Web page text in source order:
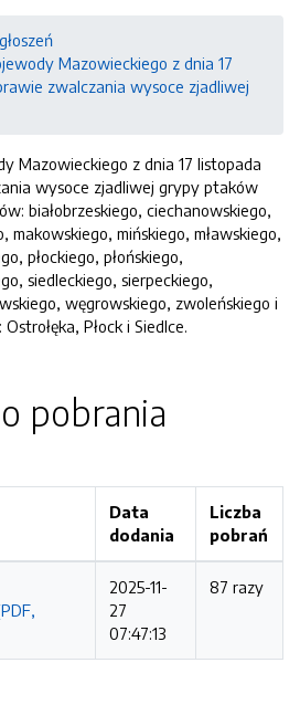
Mazowieckiego z dnia 17
zwalczania wysoce zjadliwej
Mazowieckiego z dnia 17 listopada
wysoce zjadliwej grypy ptaków
białobrzeskiego, ciechanowskiego,
makowskiego, mińskiego, mławskiego,
płockiego, płońskiego,
siedleckiego, sierpeckiego,
węgrowskiego, zwoleńskiego i
Płock i Siedlce.
pobrania
Data
dodania
Liczba
pobrań
2025-11-
27
07:47:13
87 razy